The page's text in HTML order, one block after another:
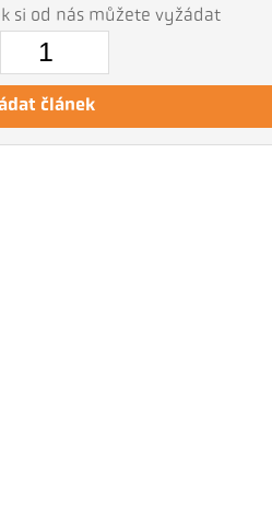
si od nás můžete vyžádat
článek